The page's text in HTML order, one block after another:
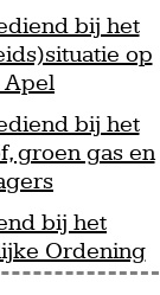
bij het
op
Apel
bij het
groen gas en
bij het
Ordening